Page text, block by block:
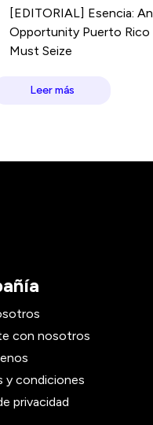
[EDITORIAL] Esencia: An
Opportunity Puerto Rico
Must Seize
Leer más
con nosotros
y condiciones
privacidad